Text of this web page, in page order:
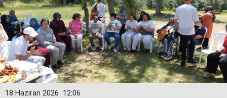
12:06
18 Haziran 2026